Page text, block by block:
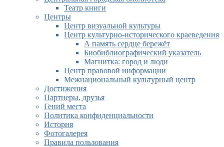
Театр книги
Центры
Центр визуальной культуры
Центр культурно-исторического краеведения
А память сердце бережёт
Биобиблиографический указатель
Магнитка: город и люди
Центр правовой информации
Межнациональный культурный центр
Достижения
Партнеры, друзья
Гений места
Политика конфиденциальности
История
Фотогалерея
Правила пользования